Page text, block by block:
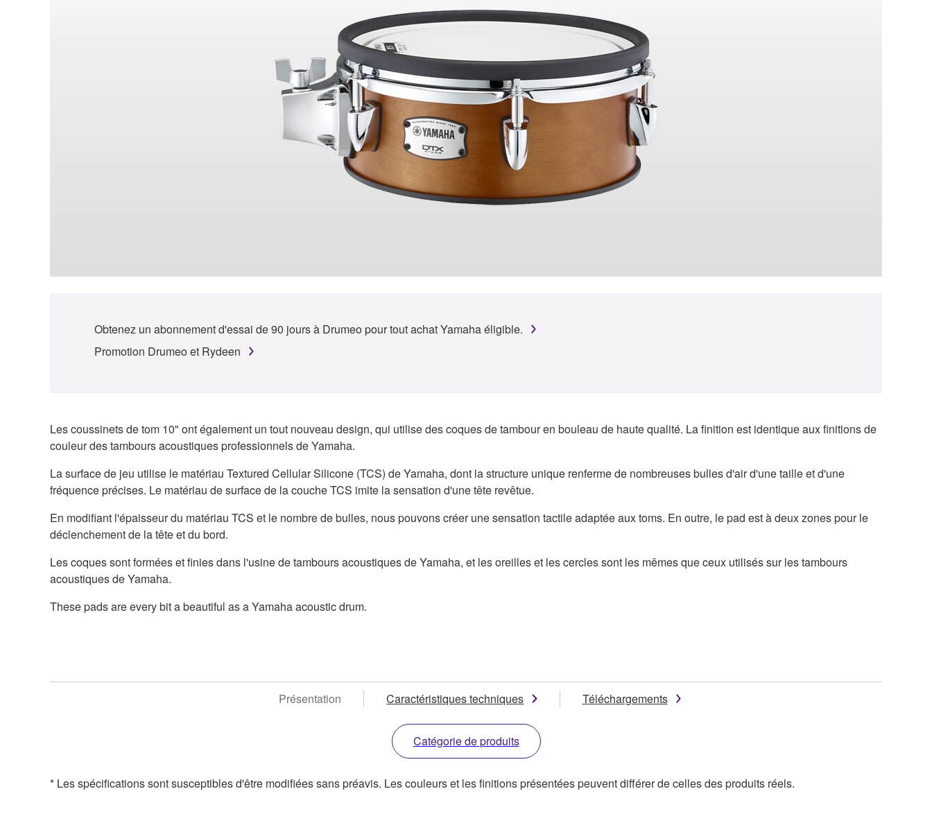
Obtenez un abonnement d'essai de 90 jours à Drumeo pour tout achat Yamaha éligible.
Promotion Drumeo et Rydeen
Les coussinets de tom 10" ont également un tout nouveau design, qui utilise des coques de tambour en bouleau de haute qualité. La finition est identique aux finitions de
couleur des tambours acoustiques professionnels de Yamaha.
La surface de jeu utilise le matériau Textured Cellular Silicone (TCS) de Yamaha, dont la structure unique renferme de nombreuses bulles d'air d'une taille et d'une
fréquence précises. Le matériau de surface de la couche TCS imite la sensation d'une tête revêtue.
En modifiant l'épaisseur du matériau TCS et le nombre de bulles, nous pouvons créer une sensation tactile adaptée aux toms. En outre, le pad est à deux zones pour le
déclenchement de la tête et du bord.
Les coques sont formées et finies dans l'usine de tambours acoustiques de Yamaha, et les oreilles et les cercles sont les mêmes que ceux utilisés sur les tambours
acoustiques de Yamaha.
These pads are every bit a beautiful as a Yamaha acoustic drum.
Présentation Caractéristiques techniques Téléchargements
Catégorie de produits
* Les spécifications sont susceptibles d'être modifiées sans préavis. Les couleurs et les finitions présentées peuvent différer de celles des produits réels.